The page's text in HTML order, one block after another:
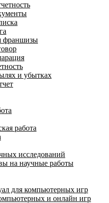
франшизы
и убытках
работа
исследований
на научные работы
для компьютерных игр
и онлайн игр